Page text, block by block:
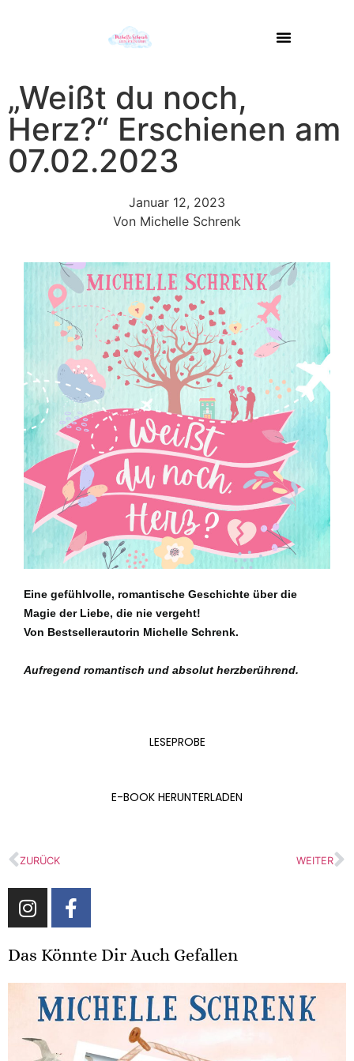
„Weißt du noch,
Herz?“ Erschienen am
07.02.2023
Januar 12, 2023
Von Michelle Schrenk
Eine gefühlvolle, romantische Geschichte über die
Magie der Liebe, die nie vergeht!
Von Bestsellerautorin Michelle Schrenk.
Aufregend romantisch und absolut herzberührend.
LESEPROBE
E-BOOK HERUNTERLADEN
ZURÜCK WEITER
Das Könnte Dir Auch Gefallen